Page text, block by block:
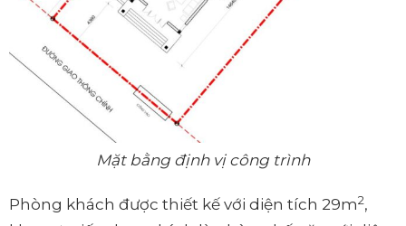
Mặt bằng định vị công trình
Phòng khách được thiết kế với diện tích 29m2,